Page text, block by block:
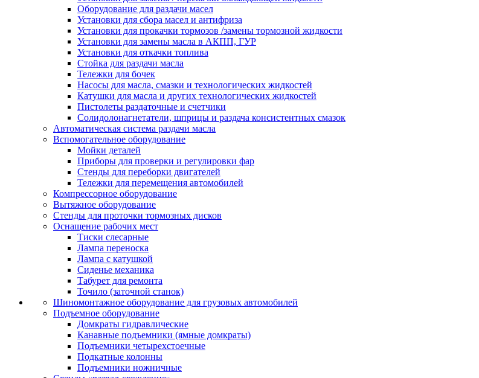
Оборудование для раздачи масел
Установки для сбора масел и антифриза
Установки для прокачки тормозов /замены тормозной жидкости
Установки для замены масла в АКПП, ГУР
Установки для откачки топлива
Стойка для раздачи масла
Тележки для бочек
Насосы для масла, смазки и технологических жидкостей
Катушки для масла и других технологических жидкостей
Пистолеты раздаточные и счетчики
Солидолонагнетатели, шприцы и раздача консистентных смазок
Автоматическая система раздачи масла
Вспомогательное оборудование
Мойки деталей
Приборы для проверки и регулировки фар
Стенды для переборки двигателей
Тележки для перемещения автомобилей
Компрессорное оборудование
Вытяжное оборудование
Стенды для проточки тормозных дисков
Оснащение рабочих мест
Тиски слесарные
Лампа переноска
Лампа с катушкой
Сиденье механика
Табурет для ремонта
Точило (заточной станок)
Шиномонтажное оборудование для грузовых автомобилей
Подъемное оборудование
Домкраты гидравлические
Канавные подъемники (ямные домкраты)
Подъемники четырехстоечные
Подкатные колонны
Подъемники ножничные